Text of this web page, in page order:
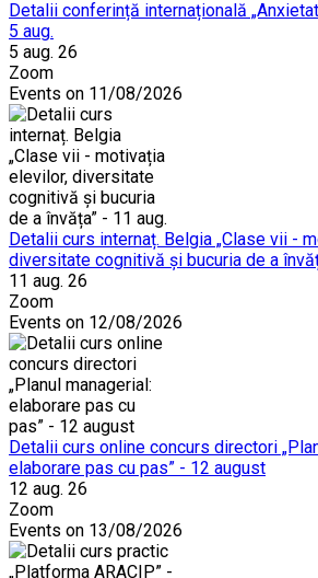
Detalii conferință internațională
5 aug.
5 aug. 26
Zoom
Events on 11/08/2026
Detalii curs internaț. Belgia „Clase vii -
diversitate cognitivă și bucuria de a
11 aug. 26
Zoom
Events on 12/08/2026
Detalii curs online concurs directori
elaborare pas cu pas” - 12 august
12 aug. 26
Zoom
Events on 13/08/2026